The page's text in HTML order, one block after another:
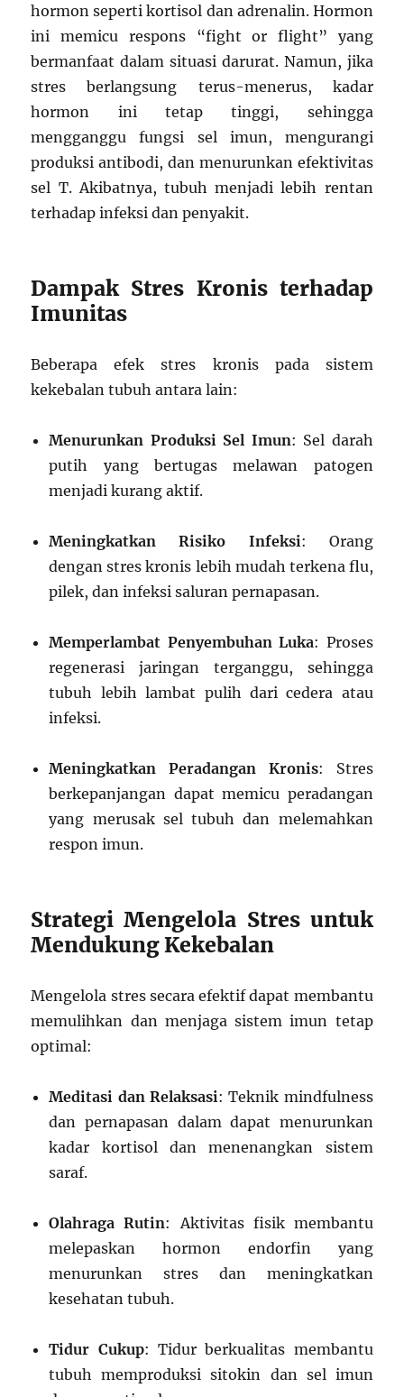
hormon seperti kortisol dan adrenalin. Hormon
ini memicu respons “fight or flight” yang
bermanfaat dalam situasi darurat. Namun, jika
stres berlangsung terus-menerus, kadar
hormon ini tetap tinggi, sehingga
mengganggu fungsi sel imun, mengurangi
produksi antibodi, dan menurunkan efektivitas
sel T. Akibatnya, tubuh menjadi lebih rentan
terhadap infeksi dan penyakit.
Dampak Stres Kronis terhadap
Imunitas
Beberapa efek stres kronis pada sistem
kekebalan tubuh antara lain:
Menurunkan Produksi Sel Imun: Sel darah
putih yang bertugas melawan patogen
menjadi kurang aktif.
Meningkatkan Risiko Infeksi: Orang
dengan stres kronis lebih mudah terkena flu,
pilek, dan infeksi saluran pernapasan.
Memperlambat Penyembuhan Luka: Proses
regenerasi jaringan terganggu, sehingga
tubuh lebih lambat pulih dari cedera atau
infeksi.
Meningkatkan Peradangan Kronis: Stres
berkepanjangan dapat memicu peradangan
yang merusak sel tubuh dan melemahkan
respon imun.
Strategi Mengelola Stres untuk
Mendukung Kekebalan
Mengelola stres secara efektif dapat membantu
memulihkan dan menjaga sistem imun tetap
optimal:
Meditasi dan Relaksasi: Teknik mindfulness
dan pernapasan dalam dapat menurunkan
kadar kortisol dan menenangkan sistem
saraf.
Olahraga Rutin: Aktivitas fisik membantu
melepaskan hormon endorfin yang
menurunkan stres dan meningkatkan
kesehatan tubuh.
Tidur Cukup: Tidur berkualitas membantu
tubuh memproduksi sitokin dan sel imun